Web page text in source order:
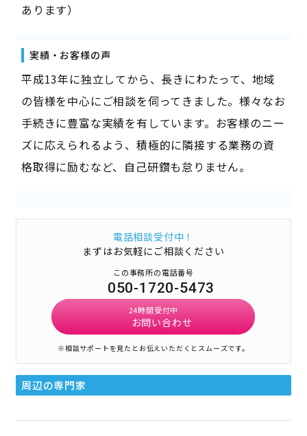
あります）
実績・お客様の声
平成13年に独立してから、長きにわたって、地域
の皆様を中心にご相談を伺ってきました。様々なお
手続きに豊富な実績を有しています。お客様のニー
ズに応えられるよう、積極的に隣接する業務の資
格取得に励むなど、自己研鑽も怠りません。
電話相談受付中！
まずはお気軽にご相談ください
この事務所の電話番号
050-1720-5473
24時間受付中
お問い合わせ
※相談サポートを見たとお伝えいただくとスムーズです。
周辺の専門家